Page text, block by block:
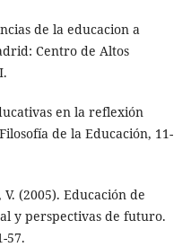
de la educacion a
Centro de Altos
en la reflexión
de la Educación, 11-
(2005). Educación de
y perspectivas de futuro.
57.